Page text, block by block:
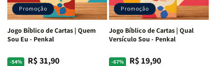
Rei
Leão
Rei
Leão
|
-
Cruz
Laranja
|
-
Cruz
Laranja
Promoção
Jogo Bíblico de Cartas | Quem
Sou Eu - Penkal
-54%
Preço
PreçoR$ 31,90
Promoção
Jogo Bíblico de Cartas | Qual
Versículo Sou - Penkal
-67%
Preço
PreçoR$ 19,90